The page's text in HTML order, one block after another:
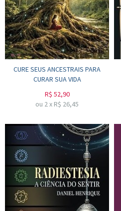
CURE SEUS ANCESTRAIS PARA
CURAR SUA VIDA
R$ 52,90
ou 2x R$ 26,45